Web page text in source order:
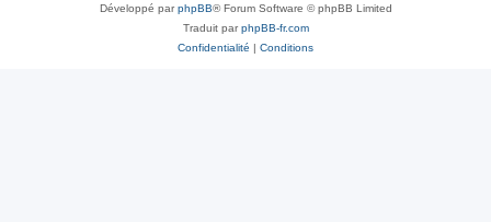
Développé parphpBB® Forum Software © phpBB Limited
Traduit parphpBB-fr.com
Confidentialité | Conditions